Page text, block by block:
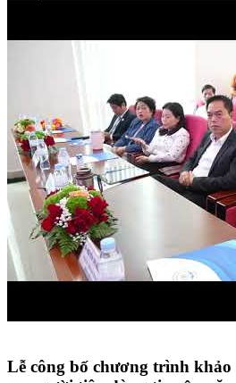
Lễ công bố chương trình khảo